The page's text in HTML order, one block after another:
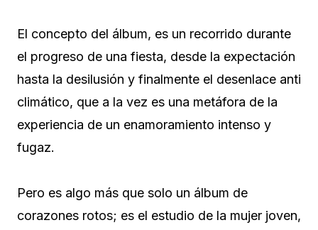
El concepto del álbum, es un recorrido durante
el progreso de una fiesta, desde la expectación
hasta la desilusión y finalmente el desenlace anti
climático, que a la vez es una metáfora de la
experiencia de un enamoramiento intenso y
fugaz.
Pero es algo más que solo un álbum de
corazones rotos; es el estudio de la mujer joven,